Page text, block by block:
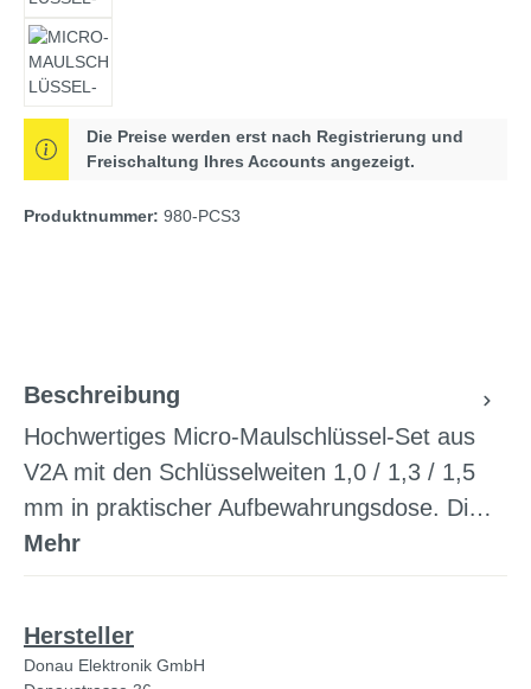
Die Preise werden erst nach Registrierung und
Freischaltung Ihres Accounts angezeigt.
Produktnummer: 980-PCS3
Beschreibung
Hochwertiges Micro-Maulschlüssel-Set aus
V2A mit den Schlüsselweiten 1,0 / 1,3 / 1,5
mm in praktischer Aufbewahrungsdose. Di…
Mehr
Hersteller
Donau Elektronik GmbH